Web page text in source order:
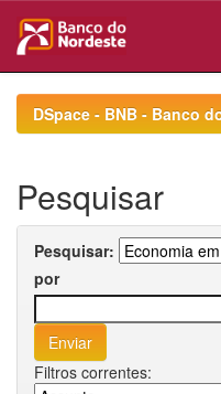
navigationDSpace - BNB - Banco
Pesquisar
Pesquisar:
por
Filtros correntes: